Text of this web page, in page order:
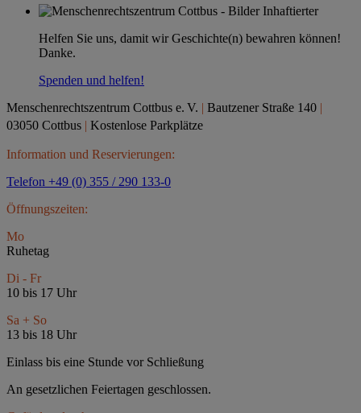
Helfen Sie uns, damit wir Geschichte(n) bewahren können!
Danke.
Spenden und helfen!
Menschenrechtszentrum Cottbus e. V. | Bautzener Straße 140 |
03050 Cottbus | Kostenlose Parkplätze
Information und Reservierungen:
Telefon +49 (0) 355 / 290 133-0
Öffnungszeiten:
Mo
Ruhetag
Di - Fr
10 bis 17 Uhr
Sa + So
13 bis 18 Uhr
Einlass bis eine Stunde vor Schließung
An gesetzlichen Feiertagen geschlossen.